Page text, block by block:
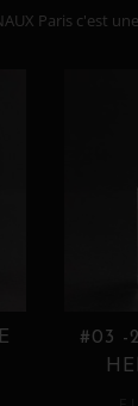
Paris c'est
#03 -